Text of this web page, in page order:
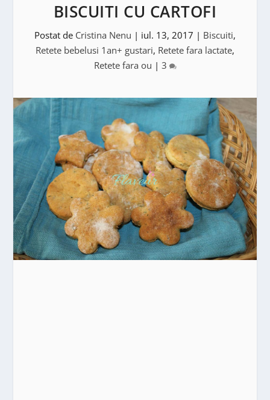
BISCUITI CU CARTOFI
Postat de Cristina Nenu | iul. 13, 2017 | Biscuiti,
Retete bebelusi 1an+ gustari, Retete fara lactate,
Retete fara ou | 3